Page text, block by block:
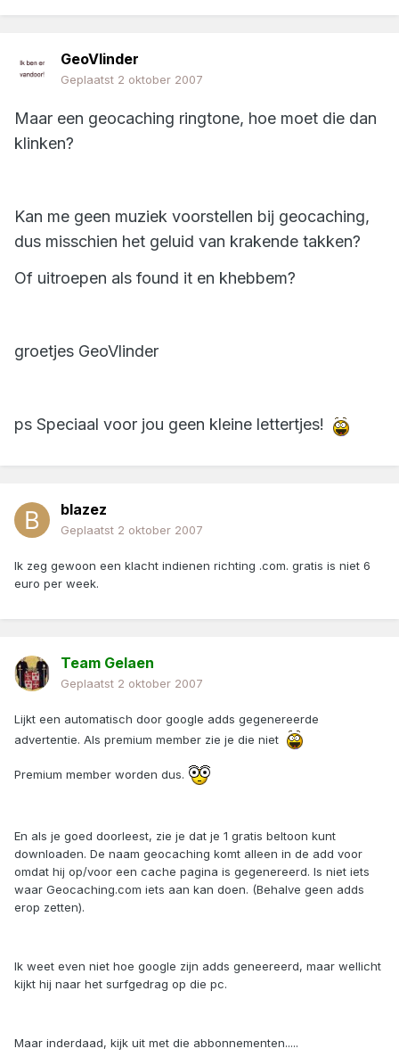
GeoVlinder
Geplaatst 2 oktober 2007
Maar een geocaching ringtone, hoe moet die dan
klinken?
Kan me geen muziek voorstellen bij geocaching,
dus misschien het geluid van krakende takken?
Of uitroepen als found it en khebbem?
groetjes GeoVlinder
ps Speciaal voor jou geen kleine lettertjes!
blazez
Geplaatst 2 oktober 2007
Ik zeg gewoon een klacht indienen richting .com. gratis is niet 6
euro per week.
Team Gelaen
Geplaatst 2 oktober 2007
Lijkt een automatisch door google adds gegenereerde
advertentie. Als premium member zie je die niet
Premium member worden dus.
En als je goed doorleest, zie je dat je 1 gratis beltoon kunt
downloaden. De naam geocaching komt alleen in de add voor
omdat hij op/voor een cache pagina is gegenereerd. Is niet iets
waar Geocaching.com iets aan kan doen. (Behalve geen adds
erop zetten).
Ik weet even niet hoe google zijn adds geneereerd, maar wellicht
kijkt hij naar het surfgedrag op die pc.
Maar inderdaad, kijk uit met die abbonnementen.....